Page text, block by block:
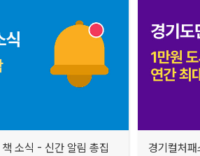
소식 - 신간 알림 총집
경기컬처